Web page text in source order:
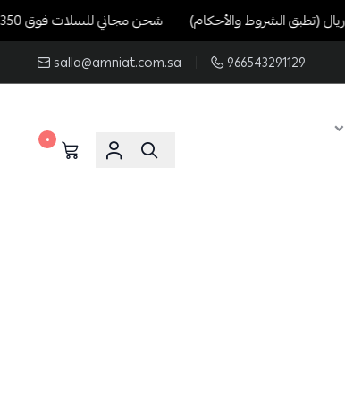
شحن مجاني للسلات فوق 350 ريال (تطبق الشروط والأحكام)
966543291129
salla@amniat.com.sa
٠